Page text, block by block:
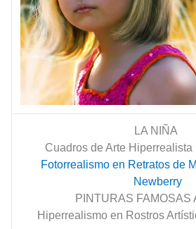
LA NIÑA
Cuadros de Arte
Fotorrealismo en Retratos de
Newberry
PINTURAS FAMOSAS
Hiperrealismo en Rostros